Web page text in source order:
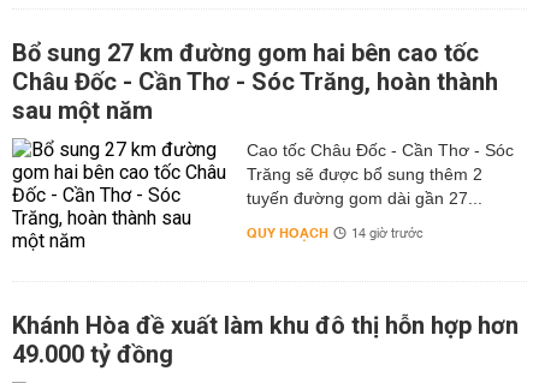
Bổ sung 27 km đường gom hai bên cao tốc
Châu Đốc - Cần Thơ - Sóc Trăng, hoàn thành
sau một năm
Cao tốc Châu Đốc - Cần Thơ - Sóc
Trăng sẽ được bổ sung thêm 2
tuyến đường gom dài gần 27...
QUY HOẠCH 14 giờ trước
Khánh Hòa đề xuất làm khu đô thị hỗn hợp hơn
49.000 tỷ đồng